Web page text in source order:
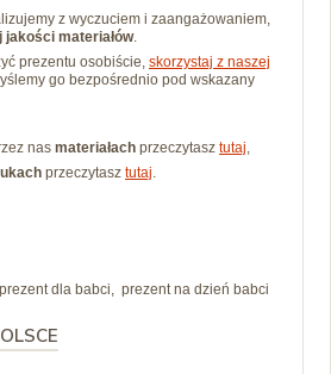
z wyczuciem i zaangażowaniem,
jakości materiałów.
prezentu osobiście, skorzystaj z naszej
go bezpośrednio pod wskazany
nas materiałach przeczytasz tutaj,
przeczytasz tutaj.
dla babci, prezent na dzień babci